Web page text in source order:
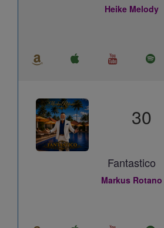
Heike Melody
30
Fantastico
Markus Rotano